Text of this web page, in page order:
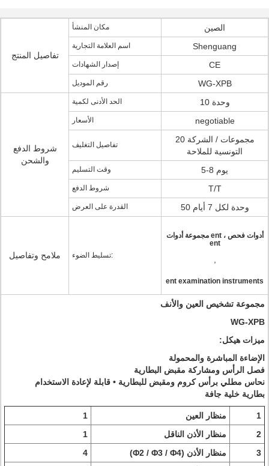
تفاصيل المنتج
مكان المنشأ الصين
اسم العلامة التجارية Shenguang
إصدار الشهادات CE
رقم الموديل WG-XPB
شروط الدفع
والشحن
الحد الأدنى لكمية 10 وحدة
الأسعار negotiable
تفاصيل التغليف
20 مجموعات / الشركة
التونسية للملاحة
وقت التسليم 5-8 يوم
شروط الدفع T/T
القدرة على العرض 50 وحدة لكل 7 أيام
ملامح وتفاصيل تسليط الضوء:
مجموعة أدوات ent ، أدوات فحص
ent
ent examination instruments
مجموعة تشخيص العين والأنف
WG-XPB
ميزات هيكل:
الإضاءة المباشرة والمحمولة
فصل الرأس ومشاركة مقبض البطارية
نحاس مطلي برأس كروم ومقبض للبطارية • قابلة لإعادة الاستخدام
بطارية خلية جافة
1 منظار العين
1
2
منظار الأذن الناقل
1
3
منظار الأذن (Φ2 / Φ3 / Φ4)
4